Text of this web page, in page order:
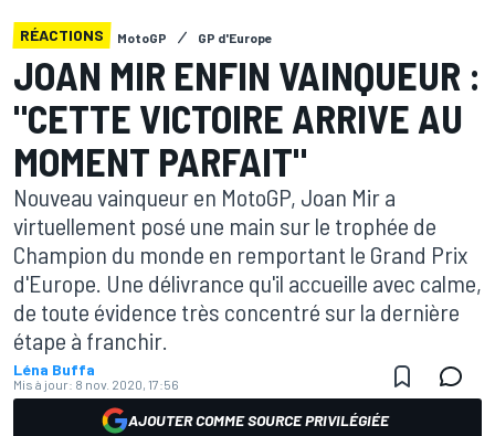
RÉACTIONS MotoGP GP d'Europe
JOAN MIR ENFIN VAINQUEUR :
"CETTE VICTOIRE ARRIVE AU
MOMENT PARFAIT"
Nouveau vainqueur en MotoGP, Joan Mir a
virtuellement posé une main sur le trophée de
Champion du monde en remportant le Grand Prix
d'Europe. Une délivrance qu'il accueille avec calme,
de toute évidence très concentré sur la dernière
étape à franchir.
Léna Buffa
Mis à jour: 8 nov. 2020, 17:56
AJOUTER COMME SOURCE PRIVILÉGIÉE